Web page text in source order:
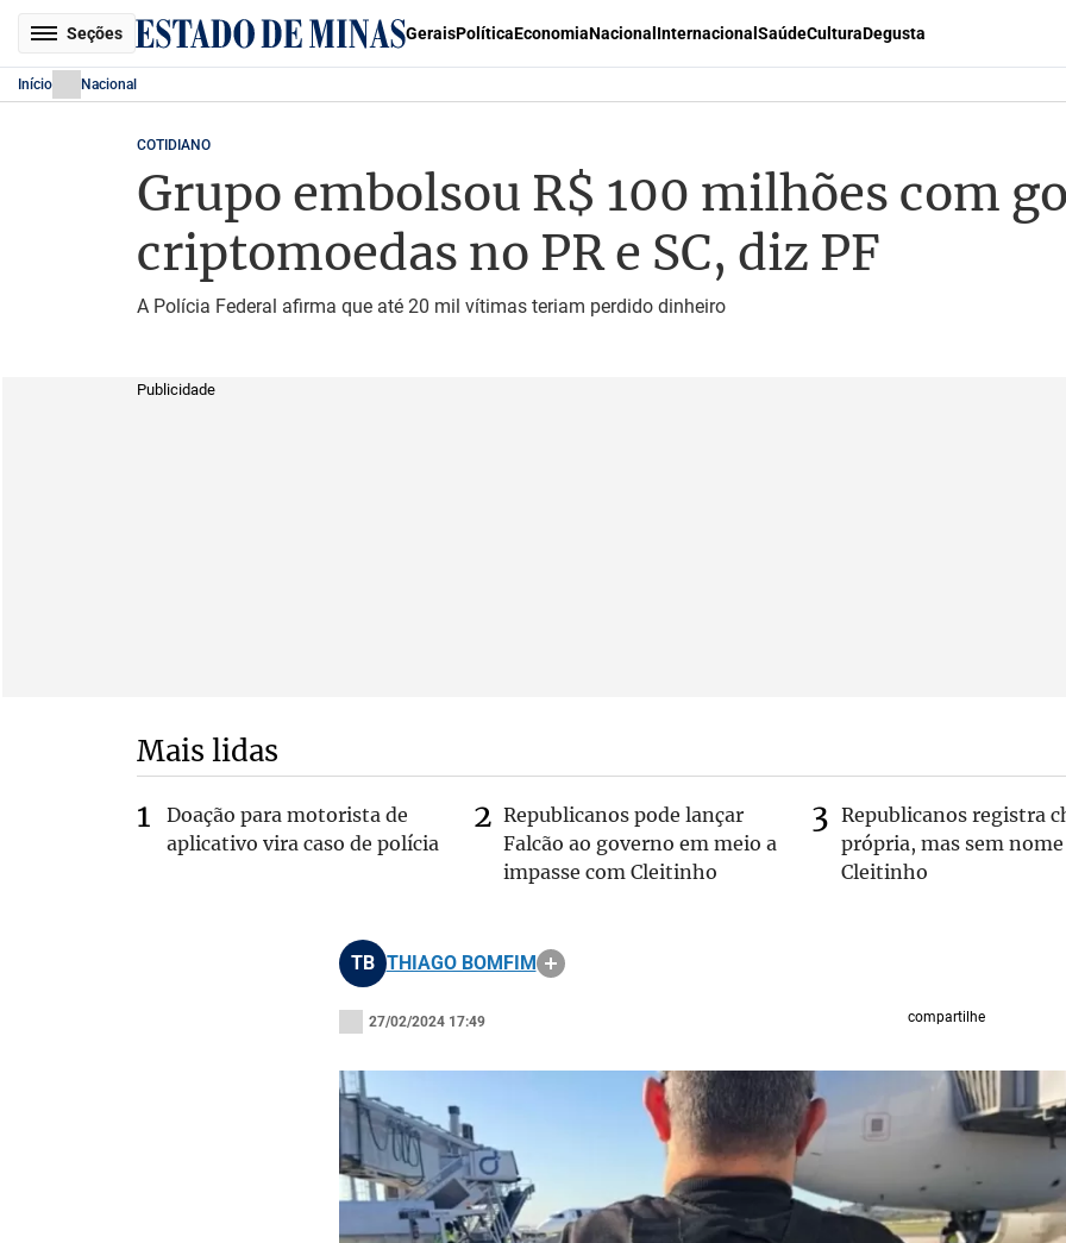
Seções GeraisPolíticaEconomiaNacional Internacional SaúdeCulturaDegusta
Início Nacional
COTIDIANO
Grupo embolsou R$ 100 milhões com
criptomoedas no PR e SC, diz PF
A Polícia Federal afirma que até 20 mil vítimas teriam perdido dinheiro
Publicidade
Mais lidas
Doação para motorista de
aplicativo vira caso de polícia
Republicanos pode lançar
Falcão ao governo em meio a
impasse com Cleitinho
Republicanos registra
própria, mas sem
Cleitinho
TB THIAGO BOMFIM
27/02/2024 17:49 compartilhe